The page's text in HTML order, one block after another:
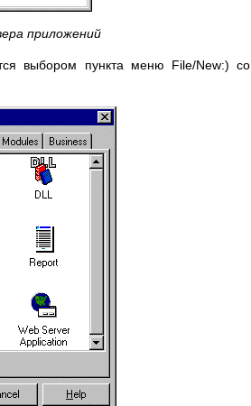
приложений
выбором пункта меню File/New:) со